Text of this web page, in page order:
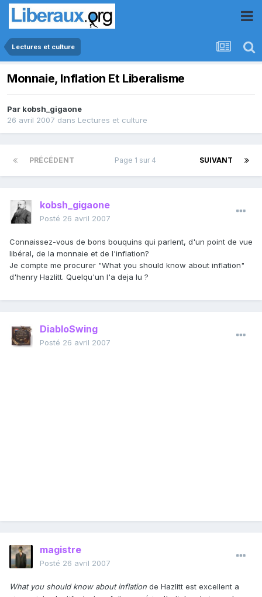
Lectures et culture
Monnaie, Inflation Et Liberalisme
Par kobsh_gigaone
26 avril 2007 dans Lectures et culture
PRÉCÉDENT SUIVANT
Page 1 sur 4
kobsh_gigaone
Posté 26 avril 2007
Connaissez-vous de bons bouquins qui parlent, d'un point de vue
libéral, de la monnaie et de l'inflation?
Je compte me procurer "What you should know about inflation"
d'henry Hazlitt. Quelqu'un l'a deja lu ?
DiabloSwing
Posté 26 avril 2007
magistre
Posté 26 avril 2007
What you should know about inflation de Hazlitt est excellent a